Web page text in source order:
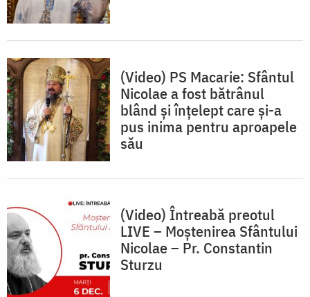
(Video) PS Macarie: Sfântul
Nicolae a fost bătrânul
blând și înțelept care și-a
pus inima pentru aproapele
său
(Video) Întreabă preotul
LIVE – Moștenirea Sfântului
Nicolae – Pr. Constantin
Sturzu